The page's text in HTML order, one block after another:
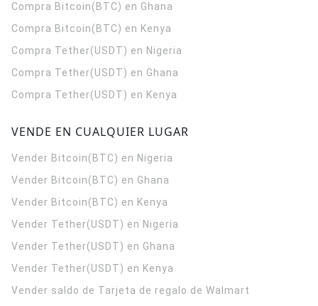
Compra Bitcoin(BTC) en Ghana
Compra Bitcoin(BTC) en Kenya
Compra Tether(USDT) en Nigeria
Compra Tether(USDT) en Ghana
Compra Tether(USDT) en Kenya
VENDE EN CUALQUIER LUGAR
Vender Bitcoin(BTC) en Nigeria
Vender Bitcoin(BTC) en Ghana
Vender Bitcoin(BTC) en Kenya
Vender Tether(USDT) en Nigeria
Vender Tether(USDT) en Ghana
Vender Tether(USDT) en Kenya
Vender saldo de Tarjeta de regalo de Walmart